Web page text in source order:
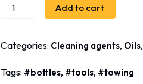
Add to cart
Categories: Cleaning agents, Oils,
Tags: bottles, tools, towing